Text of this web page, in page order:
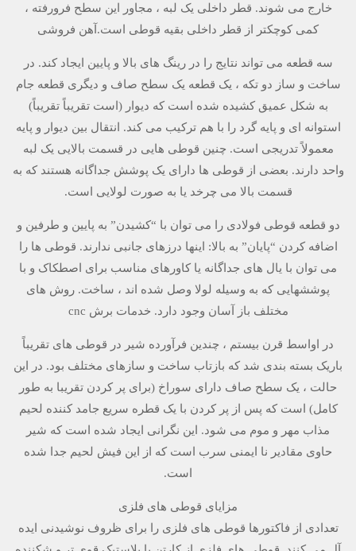
خارج می شوند. قطر داخلی یک لبه ، مجاور این سطح فرورفته ،
کمی کوچکتر از قطر داخلی بقیه قوطی است.آهن فروشی
سه قطعه می تواند نتایج را در رینگ های بالا و پایین ایجاد کند. در
ساخت و ساز دو تکه ، یک قطعه یک سطح صاف و دیگری قطعه جام
به شکل عمیق کشیده شده است که دیوار (است تقریباً تقریباً)
استوانه ای و پایه گرد را با هم ترکیب می کند. انتقال بین دیوار و پایه
معمولاً تدریجی است. چنین قوطی هایی در قسمت بالایی یک لبه
واحد دارند. بعضی از قوطی ها دارای یک پوشش جداگانه هستند که به
قسمت بالا می چرخد ​​یا به صورت لولایی است.
دو قطعه قوطی فولادی را می توان با “کشیدن” به پایین و طرفین و
اضافه کردن “پایان” به بالا: اینها درزهای جانبی ندارند. قوطی ها را
می توان با یال های جداگانه یا کاورهای مناسب برای اصطکاک و با
پوششهایی که به وسیله لولا وصل شده اند ، ساخت. روش های
مختلف باز آسان وجود دارد. خدمات برش cnc
در اواسط قرن بیستم ، چندین فرآورده شیر در قوطی های تقریباً
باریک بسته بندی شد که بازتاب ساخت و سازهای مختلف بود. در این
حالت ، یک سطح صاف دارای سوراخ (برای پر کردن تقریبا به طور
کامل) است که پس از پر کردن با یک قطره سریع جامد کننده لحیم
مذاب مهر و موم می شود. این نگرانی ایجاد شده است که شیر
حاوی مقادیر نا ایمنی سرب است که از این فیش لحیم جدا شده
است.
مزایای قوطی های فلزی
تعدادی از فاکتورها قوطی های فلزی را برای ظروف نوشیدنی ایده